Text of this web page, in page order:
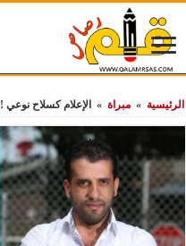
الرئيسية » مبراة » الإعلام كسلاح نوعي !